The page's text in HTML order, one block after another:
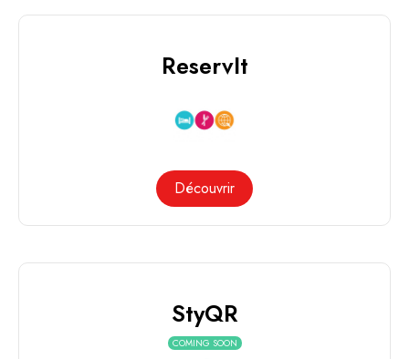
ReservIt
Découvrir
StyQR
COMING SOON